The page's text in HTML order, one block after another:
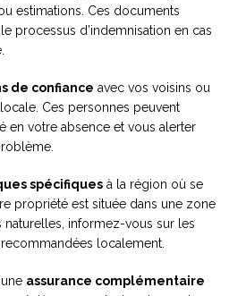
estimations. Ces documents
processus d’indemnisation en cas
de confiance avec vos voisins ou
Ces personnes peuvent
en votre absence et vous alerter
spécifiques à la région où se
propriété est située dans une zone
naturelles, informez-vous sur les
localement.
assurance complémentaire